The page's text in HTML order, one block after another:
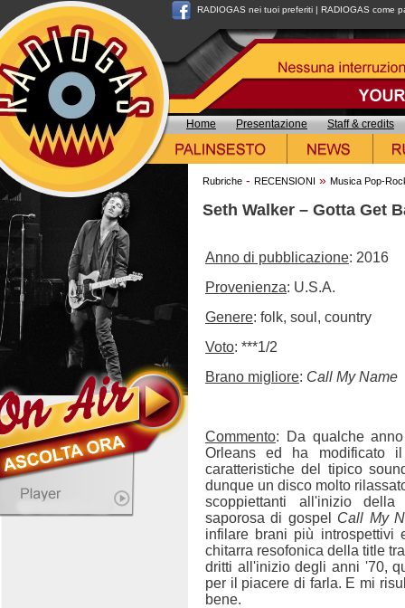
RADIOGAS nei tuoi preferiti | RADIOGAS come
Home Presentazione Staff & credits
Rubriche - RECENSIONI » Musica Pop-
Seth Walker – Gotta Get
Anno di pubblicazione: 2016
Provenienza: U.S.A.
Genere: folk, soul, country
Voto: ***1/2
Brano migliore: Call My Name
Commento: Da qualche
Orleans ed ha modificato
caratteristiche del tipico
dunque un disco molto
scoppiettanti all'inizio
saporosa di gospel Call My
infilare brani più introspettivi
chitarra resofonica della title
dritti all'inizio degli anni '70,
per il piacere di farla. E mi
bene.